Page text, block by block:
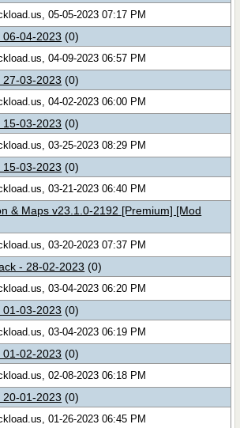
05-05-2023 07:17 PM
06-04-2023 (0)
04-09-2023 06:57 PM
27-03-2023 (0)
04-02-2023 06:00 PM
15-03-2023 (0)
03-25-2023 08:29 PM
15-03-2023 (0)
03-21-2023 06:40 PM
& Maps v23.1.0-2192 [Premium] [Mod
03-20-2023 07:37 PM
- 28-02-2023 (0)
03-04-2023 06:20 PM
01-03-2023 (0)
03-04-2023 06:19 PM
01-02-2023 (0)
02-08-2023 06:18 PM
20-01-2023 (0)
01-26-2023 06:45 PM